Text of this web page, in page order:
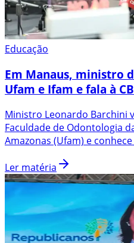
Educação
Em Manaus, ministro
Ufam e Ifam e fala à
Ministro Leonardo Barchini
Faculdade de Odontologia
Amazonas (Ufam) e
Ler matéria